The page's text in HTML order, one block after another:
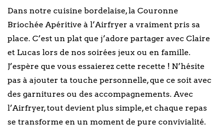
Dans notre cuisine bordelaise, la Couronne
Briochée Apéritive à l’Airfryer a vraiment pris sa
place. C’est un plat que j’adore partager avec Claire
et Lucas lors de nos soirées jeux ou en famille.
J’espère que vous essaierez cette recette ! N’hésite
pas à ajouter ta touche personnelle, que ce soit avec
des garnitures ou des accompagnements. Avec
l’Airfryer, tout devient plus simple, et chaque repas
se transforme en un moment de pure convivialité.